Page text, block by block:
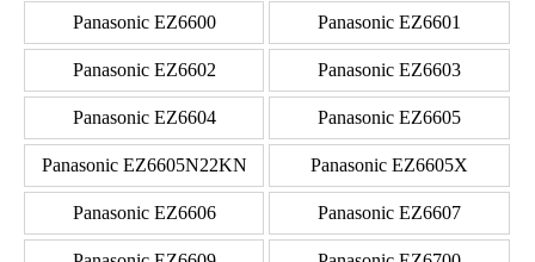
Panasonic EZ6600 Panasonic EZ6601
Panasonic EZ6602 Panasonic EZ6603
Panasonic EZ6604 Panasonic EZ6605
Panasonic EZ6605N22KN Panasonic EZ6605X
Panasonic EZ6606 Panasonic EZ6607